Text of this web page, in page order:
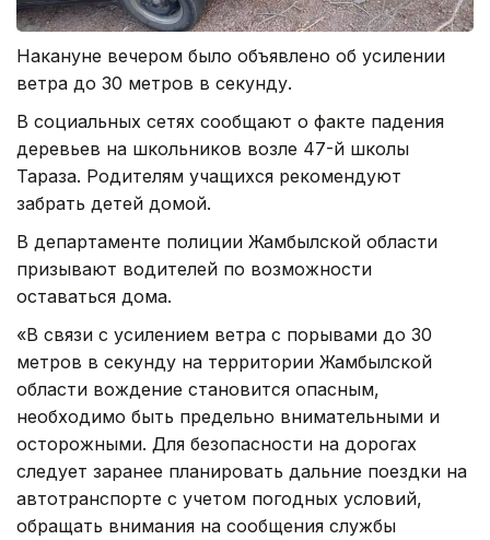
Накануне вечером было объявлено об усилении
ветра до 30 метров в секунду.
В социальных сетях сообщают о факте падения
деревьев на школьников возле 47-й школы
Тараза. Родителям учащихся рекомендуют
забрать детей домой.
В департаменте полиции Жамбылской области
призывают водителей по возможности
оставаться дома.
«В связи с усилением ветра с порывами до 30
метров в секунду на территории Жамбылской
области вождение становится опасным,
необходимо быть предельно внимательными и
осторожными. Для безопасности на дорогах
следует заранее планировать дальние поездки на
автотранспорте с учетом погодных условий,
обращать внимания на сообщения службы